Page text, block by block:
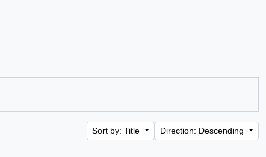
Sort by: Title Direction: Descending